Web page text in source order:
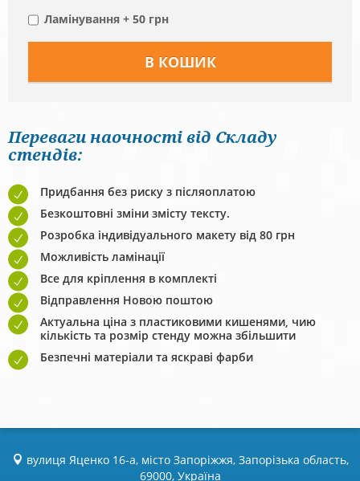
Ламінування + 50 грн
Переваги наочності від Складу
стендів:
Придбання без риску з післяоплатою
Безкоштовні зміни змісту тексту.
Розробка індивідуального макету від 80 грн
Можливість ламінації
Все для кріплення в комплекті
Відправлення Новою поштою
Актуальна ціна з пластиковими кишенями, чию
кількість та розмір стенду можна збільшити
Безпечні матеріали та яскраві фарби
вулиця Яценко 16-а, місто Запоріжжя, Запорізька область,
69000, Україна